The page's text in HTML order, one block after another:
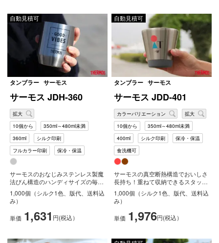
自動見積可
タンブラー サーモス
サーモス JDH-360
拡大
10個から
350ml～480ml未満
360ml
シルク印刷
フルカラー印刷
保冷・保温
サーモスのおなじみステンレス製魔
法びん構造のハンディサイズの毎日
の食卓で気軽に使えるステンレスカ
ップ...
1,000個（シルク1色、版代、送料込
み）
単価 1,631 円(税込）
自動見積可
タンブラー サーモス
サーモス JDD-401
カラーバリエーション
拡大
10個から
350ml～480ml未満
400ml
シルク印刷
保冷・保温
食洗機可
サーモスの真空断熱構造でおいしさ
長持ち！重ねて収納できるスタッキ
ング構造！アウトドアやキャンプな
どに...
1,000個（シルク1色、版代、送料込
み）
単価 1,976円(税込）